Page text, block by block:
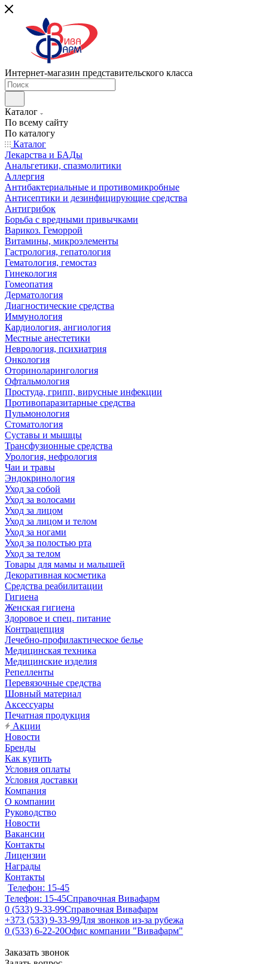
Интернет-магазин представительского класса
Каталог
По всему сайту
По каталогу
Каталог
Лекарства и БАДы
Анальгетики, спазмолитики
Аллергия
Антибактериальные и противомикробные
Антисептики и дезинфицирующие средства
Антигрибок
Борьба с вредными привычками
Варикоз. Геморрой
Витамины, микроэлементы
Гастрология, гепатология
Гематология, гемостаз
Гинекология
Гомеопатия
Дерматология
Диагностические средства
Иммунология
Кардиология, ангиология
Местные анестетики
Неврология, психиатрия
Онкология
Оториноларингология
Офтальмология
Простуда, грипп, вирусные инфекции
Противопаразитарные средства
Пульмонология
Стоматология
Суставы и мышцы
Трансфузионные средства
Урология, нефрология
Чаи и травы
Эндокринология
Уход за собой
Уход за волосами
Уход за лицом
Уход за лицом и телом
Уход за ногами
Уход за полостью рта
Уход за телом
Товары для мамы и малышей
Декоративная косметика
Средства реабилитации
Гигиена
Женская гигиена
Здоровое и спец. питание
Контрацепция
Лечебно-профилактическое белье
Медицинская техника
Медицинские изделия
Репелленты
Перевязочные средства
Шовный материал
Аксессуары
Печатная продукция
Акции
Новости
Бренды
Как купить
Условия оплаты
Условия доставки
Компания
О компании
Руководство
Новости
Вакансии
Контакты
Лицензии
Награды
Контакты
Телефон: 15-45
Телефон: 15-45Справочная Вивафарм
0 (533) 9-33-99Справочная Вивафарм
+373 (533) 9-33-99Для звонков из-за рубежа
0 (533) 6-22-20Офис компании "Вивафарм"
Заказать звонок